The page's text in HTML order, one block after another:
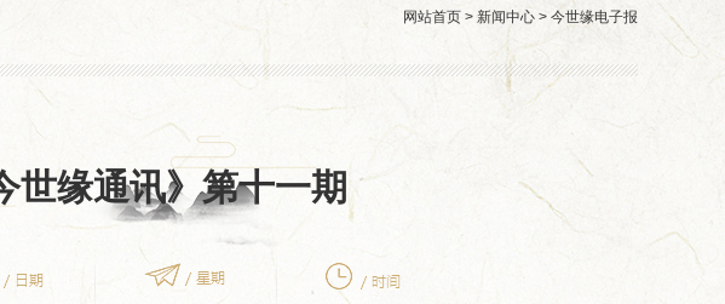
网站首页 > 新闻中心 > 今世缘电子报
世缘通讯》第十一期